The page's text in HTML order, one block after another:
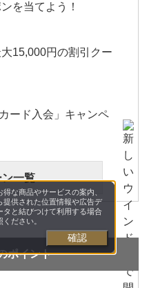
を当てよう！
15,000円の割引クー
ード入会」キャンペ
一覧
ポイント
な商品やサービスの案内、
提供された位置情報や広告デ
タと結びつけて利用する場合
ください。
確認